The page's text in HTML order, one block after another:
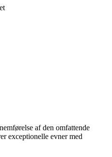
af den omfattende
exceptionelle evner med